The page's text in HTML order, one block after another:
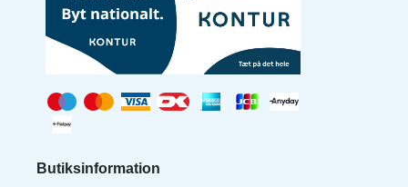
Butiksinformation